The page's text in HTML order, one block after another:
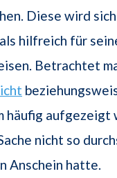
Diese wird sich
hilfreich für
Betrachtet
häufig aufgezeigt
nicht so
Anschein hatte.